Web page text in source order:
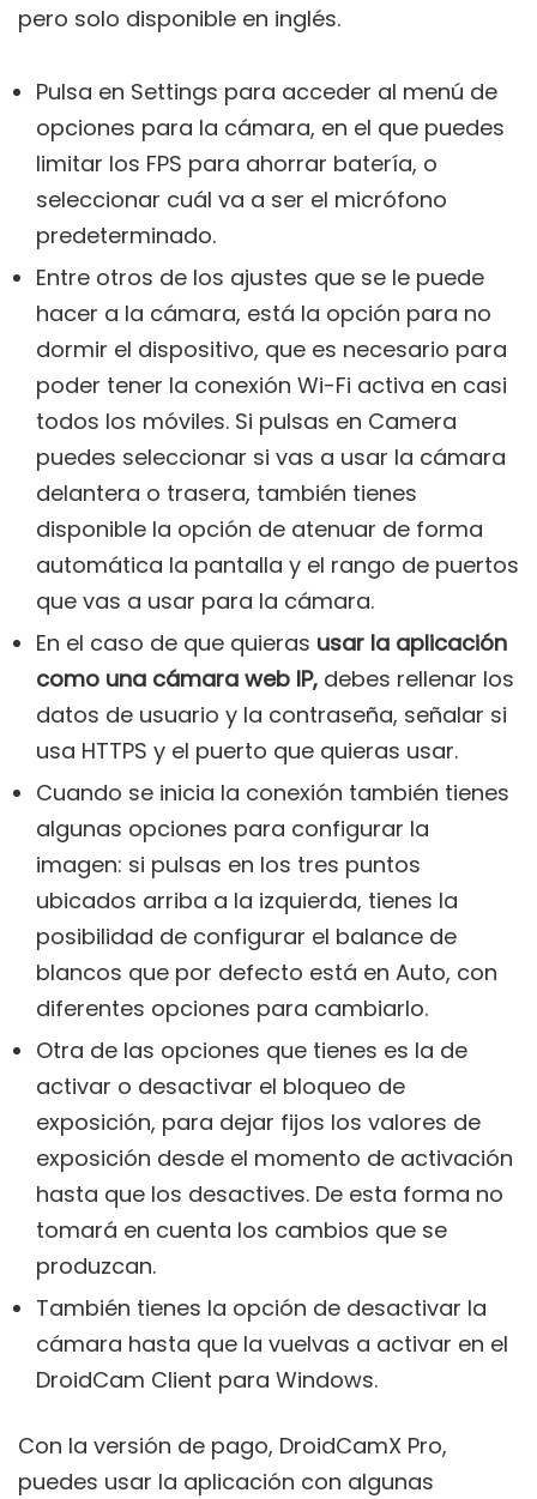
pero solo disponible en inglés.
Pulsa en Settings para acceder al menú de
opciones para la cámara, en el que puedes
limitar los FPS para ahorrar batería, o
seleccionar cuál va a ser el micrófono
predeterminado.
Entre otros de los ajustes que se le puede
hacer a la cámara, está la opción para no
dormir el dispositivo, que es necesario para
poder tener la conexión Wi-Fi activa en casi
todos los móviles. Si pulsas en Camera
puedes seleccionar si vas a usar la cámara
delantera o trasera, también tienes
disponible la opción de atenuar de forma
automática la pantalla y el rango de puertos
que vas a usar para la cámara.
En el caso de que quieras usar la aplicación
como una cámara web IP, debes rellenar los
datos de usuario y la contraseña, señalar si
usa HTTPS y el puerto que quieras usar.
Cuando se inicia la conexión también tienes
algunas opciones para configurar la
imagen: si pulsas en los tres puntos
ubicados arriba a la izquierda, tienes la
posibilidad de configurar el balance de
blancos que por defecto está en Auto, con
diferentes opciones para cambiarlo.
Otra de las opciones que tienes es la de
activar o desactivar el bloqueo de
exposición, para dejar fijos los valores de
exposición desde el momento de activación
hasta que los desactives. De esta forma no
tomará en cuenta los cambios que se
produzcan.
También tienes la opción de desactivar la
cámara hasta que la vuelvas a activar en el
DroidCam Client para Windows.
Con la versión de pago, DroidCamX Pro,
puedes usar la aplicación con algunas